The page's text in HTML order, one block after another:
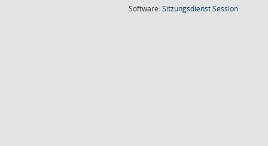
Software:SitzungsdienstSession(Wird in